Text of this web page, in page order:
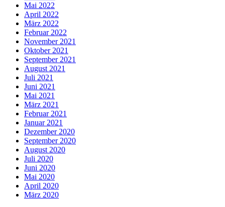
Mai 2022
April 2022
März 2022
Februar 2022
November 2021
Oktober 2021
September 2021
August 2021
Juli 2021
Juni 2021
Mai 2021
März 2021
Februar 2021
Januar 2021
Dezember 2020
September 2020
August 2020
Juli 2020
Juni 2020
Mai 2020
April 2020
März 2020